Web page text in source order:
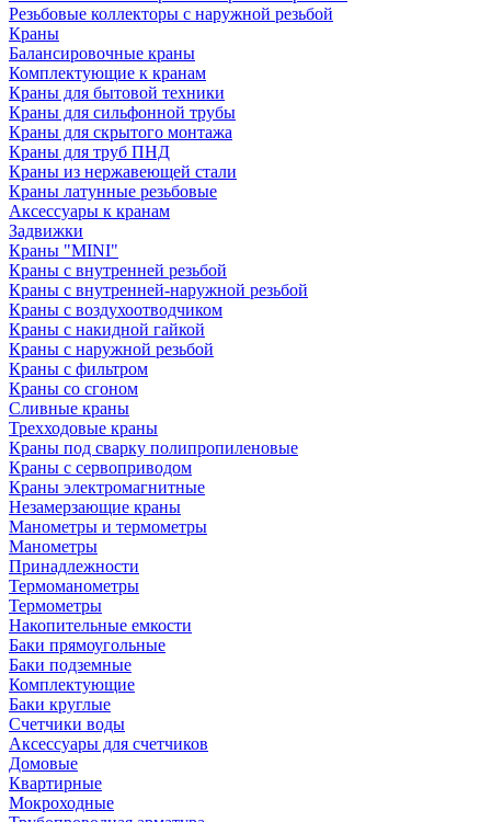
Резьбовые коллекторы с наружной резьбой
Краны
Балансировочные краны
Комплектующие к кранам
Краны для бытовой техники
Краны для сильфонной трубы
Краны для скрытого монтажа
Краны для труб ПНД
Краны из нержавеющей стали
Краны латунные резьбовые
Аксессуары к кранам
Задвижки
Краны "MINI"
Краны с внутренней резьбой
Краны с внутренней-наружной резьбой
Краны с воздухоотводчиком
Краны с накидной гайкой
Краны с наружной резьбой
Краны с фильтром
Краны со сгоном
Сливные краны
Трехходовые краны
Краны под сварку полипропиленовые
Краны с сервоприводом
Краны электромагнитные
Незамерзающие краны
Манометры и термометры
Манометры
Принадлежности
Термоманометры
Термометры
Накопительные емкости
Баки прямоугольные
Баки подземные
Комплектующие
Баки круглые
Счетчики воды
Аксессуары для счетчиков
Домовые
Квартирные
Мокроходные